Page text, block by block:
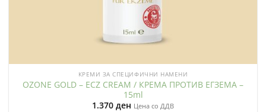
КРЕМИ ЗА СПЕЦИФИЧНИ НАМЕНИ
OZONE GOLD – ECZ CREAM / КРЕМА ПРОТИВ ЕГЗЕМА –
15ml
1.370 ден Цена со ДДВ